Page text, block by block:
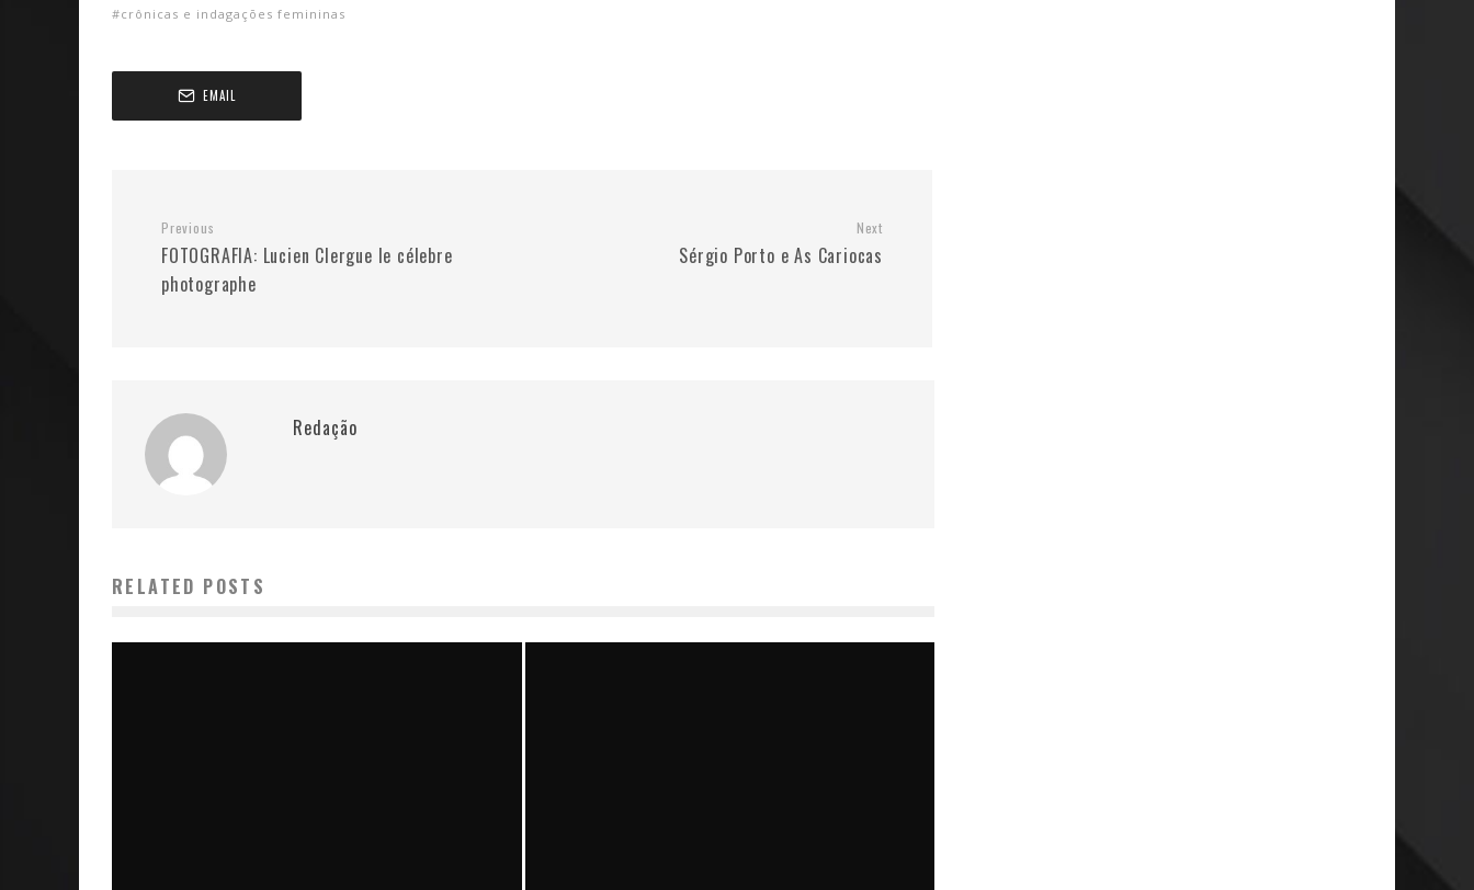
crônicas e indagações femininas
EMAIL
Previous
FOTOGRAFIA: Lucien Clergue le célebre
photographe
Next
Sérgio Porto e As Cariocas
Redação
RELATED POSTS